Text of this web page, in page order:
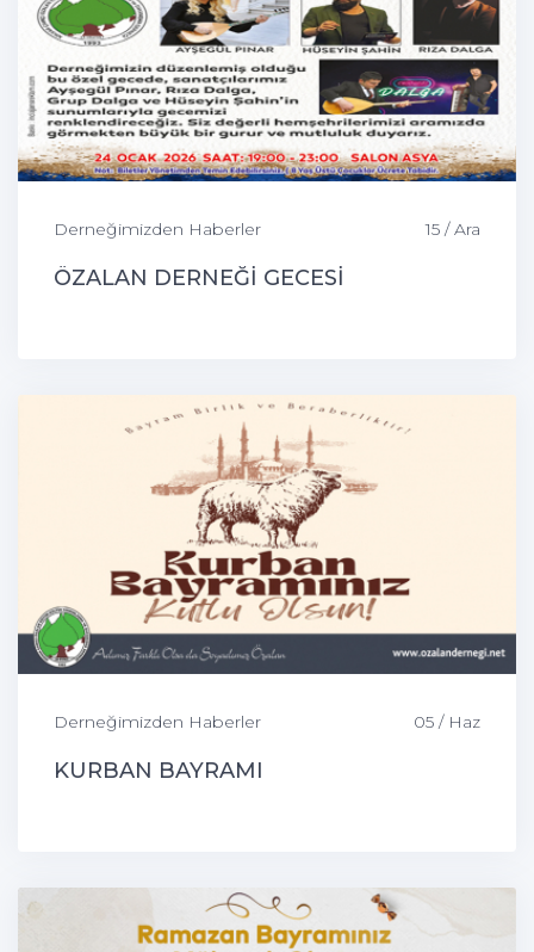
Derneğimizden Haberler 15 / Ara
ÖZALAN DERNEĞİ GECESİ
Derneğimizden Haberler 05 / Haz
KURBAN BAYRAMI